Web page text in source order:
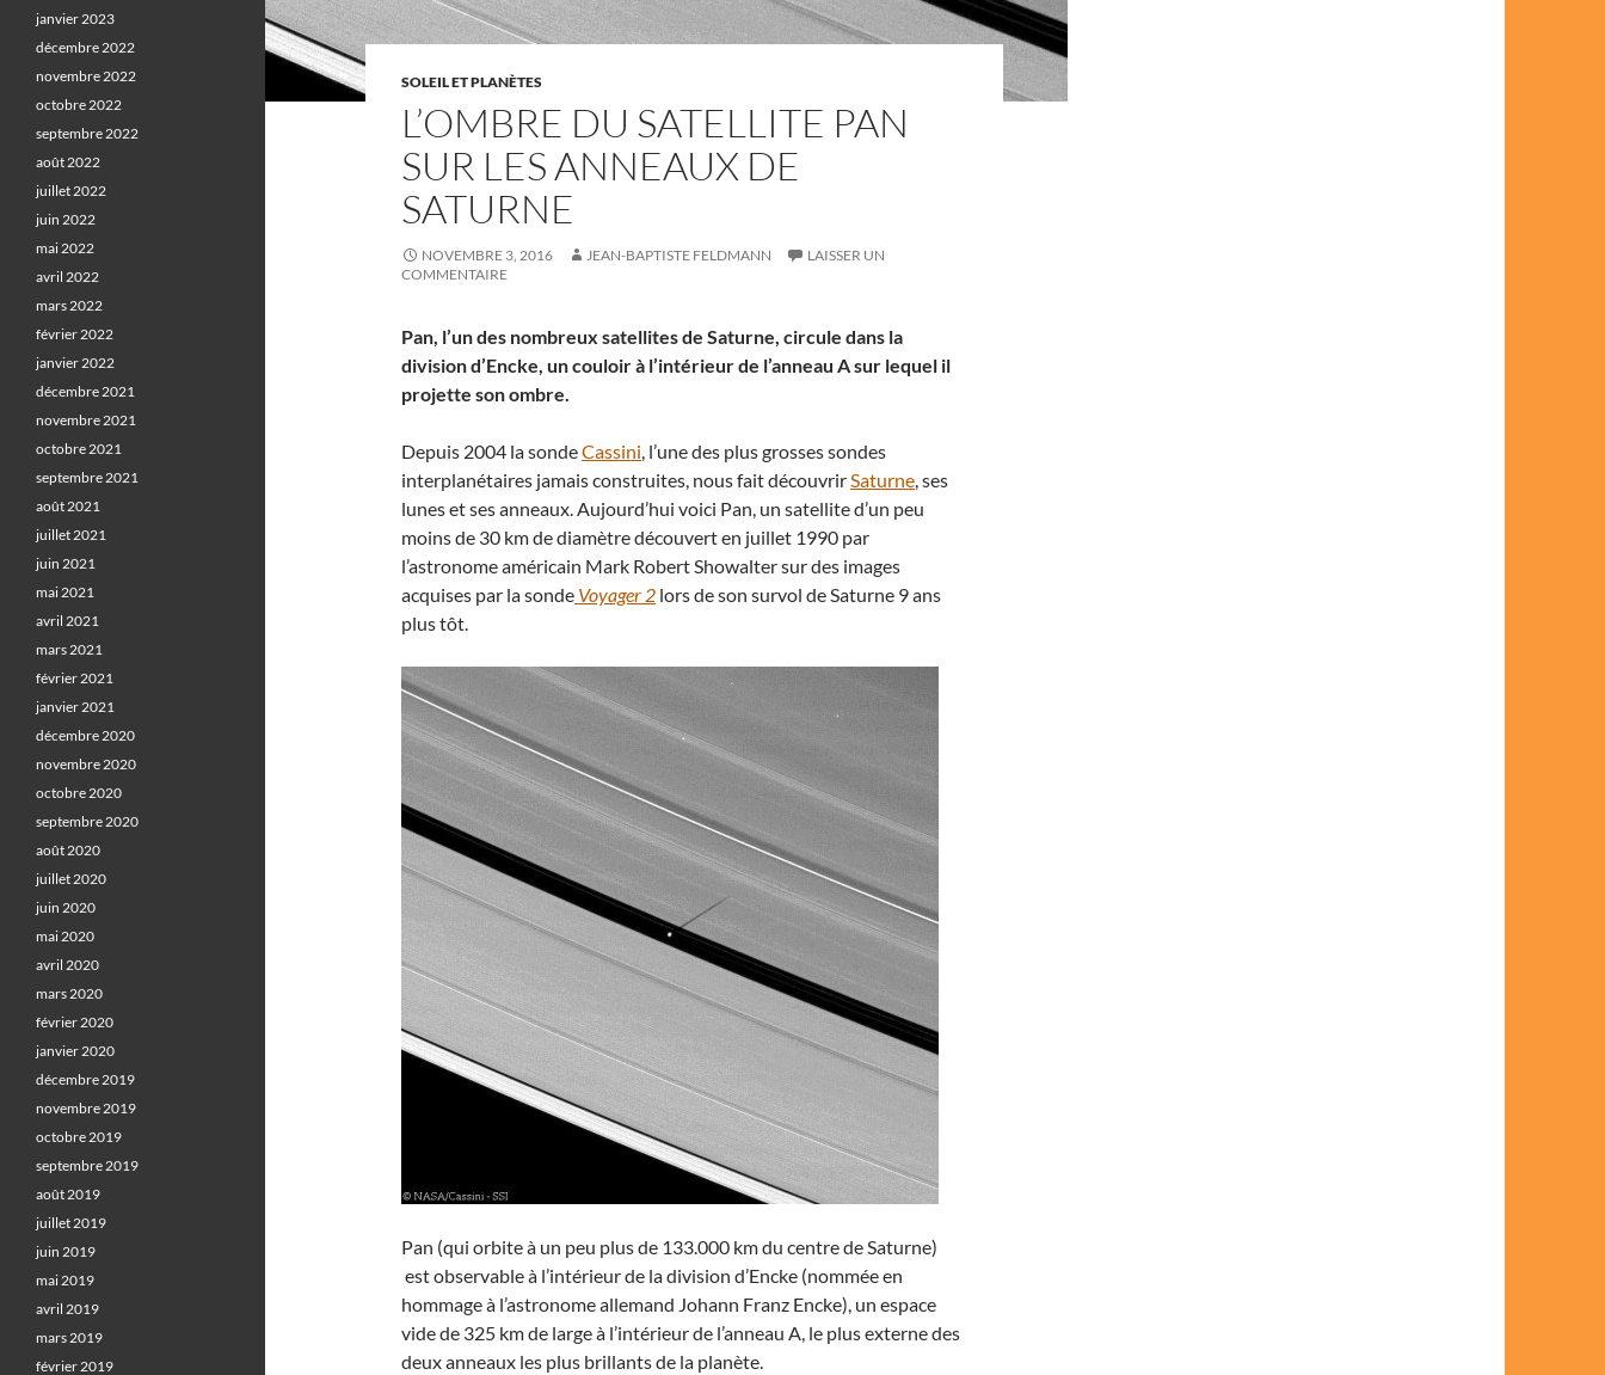
SOLEIL ET PLANÈTES
L’OMBRE DU SATELLITE PAN
SUR LES ANNEAUX DE
SATURNE
NOVEMBRE 3, 2016 JEAN-BAPTISTE FELDMANN
LAISSER UN
COMMENTAIRE
Pan, l’un des nombreux satellites de Saturne, circule dans la
division d’Encke, un couloir à l’intérieur de l’anneau A sur lequel il
projette son ombre.
Depuis 2004 la sondeCassini, l’une des plus grosses sondes
interplanétaires jamais construites, nous fait découvrirSaturne, ses
lunes et ses anneaux. Aujourd’hui voici Pan, un satellite d’un peu
moins de 30 km de diamètre découvert en juillet 1990 par
l’astronome américain Mark Robert Showalter sur des images
acquises par la sonde Voyager 2 lors de son survol de Saturne 9 ans
plus tôt.
Pan (qui orbite à un peu plus de 133.000 km du centre de Saturne)
est observable à l’intérieur de la division d’Encke (nommée en
hommage à l’astronome allemand Johann Franz Encke), un espace
vide de 325 km de large à l’intérieur de l’anneau A, le plus externe des
deux anneaux les plus brillants de la planète.
janvier 2023
décembre 2022
novembre 2022
octobre 2022
septembre 2022
août 2022
juillet 2022
juin 2022
mai 2022
avril 2022
mars 2022
février 2022
janvier 2022
décembre 2021
novembre 2021
octobre 2021
septembre 2021
août 2021
juillet 2021
juin 2021
mai 2021
avril 2021
mars 2021
février 2021
janvier 2021
décembre 2020
novembre 2020
octobre 2020
septembre 2020
août 2020
juillet 2020
juin 2020
mai 2020
avril 2020
mars 2020
février 2020
janvier 2020
décembre 2019
novembre 2019
octobre 2019
septembre 2019
août 2019
juillet 2019
juin 2019
mai 2019
avril 2019
mars 2019
février 2019